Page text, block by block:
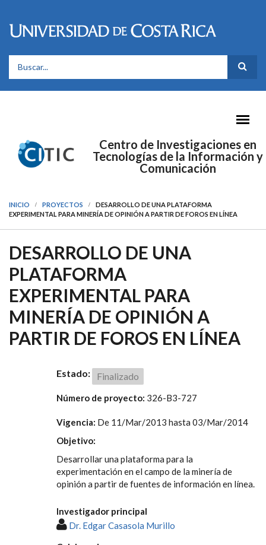
FORMULARIO DE BÚSQUEDA
Centro de Investigaciones en
Tecnologías de la Información y
Comunicación
INICIO PROYECTOS
DESARROLLO DE UNA PLATAFORMA
EXPERIMENTAL PARA MINERÍA DE OPINIÓN A PARTIR DE FOROS EN LÍNEA
DESARROLLO DE UNA
PLATAFORMA
EXPERIMENTAL PARA
MINERÍA DE OPINIÓN A
PARTIR DE FOROS EN LÍNEA
Estado: Finalizado
Número de proyecto: 326-B3-727
Vigencia: De 11/Mar/2013 hasta 03/Mar/2014
Objetivo:
Desarrollar una plataforma para la
experimentación en el campo de la minería de
opinión a partir de fuentes de información en línea.
Investigador principal
Dr. Edgar Casasola Murillo